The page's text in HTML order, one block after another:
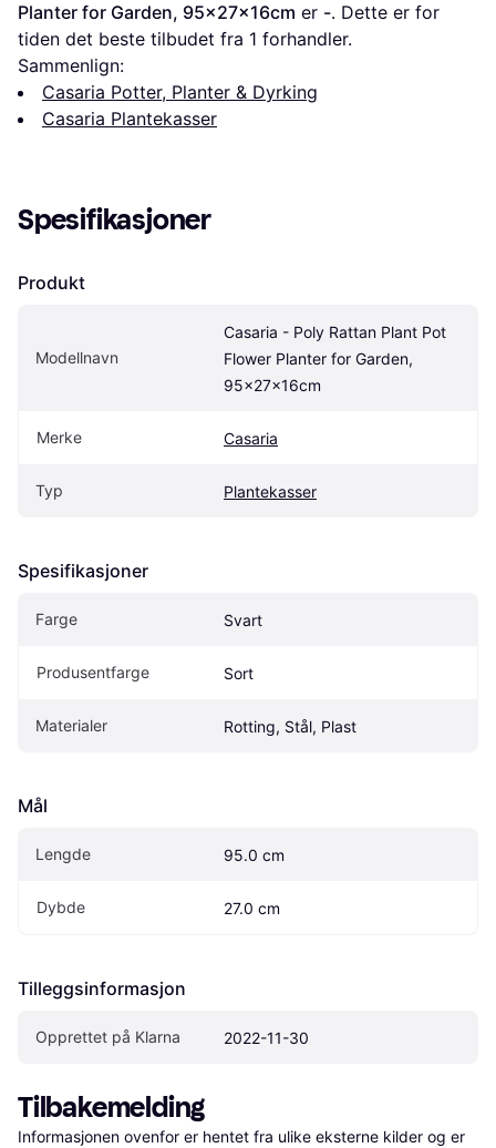
Planter for Garden, 95x27x16cm er -. Dette er for
tiden det beste tilbudet fra 1 forhandler.
Sammenlign:
Casaria Potter, Planter & Dyrking
Casaria Plantekasser
Spesifikasjoner
Produkt
Modellnavn
Casaria - Poly Rattan Plant Pot
Flower Planter for Garden,
95x27x16cm
Merke Casaria
Typ Plantekasser
Spesifikasjoner
Farge Svart
Produsentfarge Sort
Materialer Rotting, Stål, Plast
Mål
Lengde 95.0 cm
Dybde 27.0 cm
Tilleggsinformasjon
Opprettet på Klarna 2022-11-30
Tilbakemelding
Informasjonen ovenfor er hentet fra ulike eksterne kilder og er